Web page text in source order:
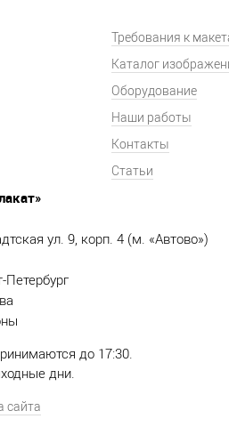
Требования к
Каталог
Оборудование
Наши работы
Контакты
Статьи
ул. 9, корп. 4 (м. «Автово»)
Петербург
до 17:30.
дни.
сайта